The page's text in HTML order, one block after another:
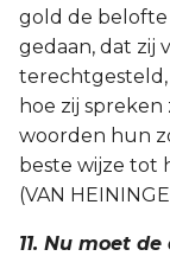
gold de belofte
gedaan, dat zij
hoe zij
woorden hun
beste wijze tot
(VAN
11. Nu moet